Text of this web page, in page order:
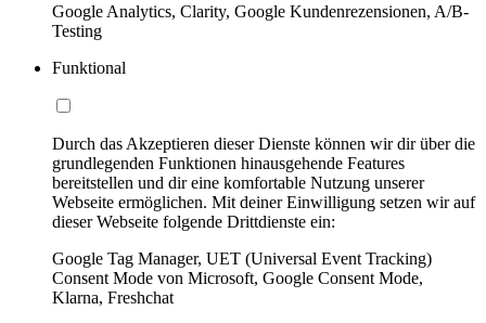
Google Analytics, Clarity, Google Kundenrezensionen, A/B-
Testing
Funktional
Durch das Akzeptieren dieser Dienste können wir dir über die
grundlegenden Funktionen hinausgehende Features
bereitstellen und dir eine komfortable Nutzung unserer
Webseite ermöglichen. Mit deiner Einwilligung setzen wir auf
dieser Webseite folgende Drittdienste ein:
Google Tag Manager, UET (Universal Event Tracking)
Consent Mode von Microsoft, Google Consent Mode,
Klarna, Freshchat